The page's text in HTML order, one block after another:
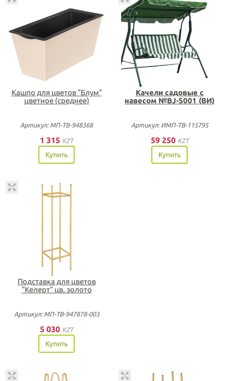
Кашпо для цветов "Блум"
цветное (среднее)
Артикул: МП-ТВ-948368
1 315 KZT
Купить
Качели садовые с
навесом №BJ-S001 (ВИ)
Артикул: ИМП-ТВ-115795
59 250 KZT
Купить
Подставка для цветов
"Келерт" цв. золото
Артикул: МП-ТВ-947878-003
5 030 KZT
Купить